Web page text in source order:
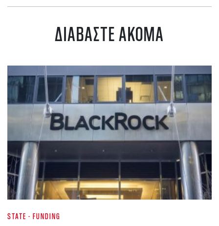
ΔΙΑΒΑΣΤΕ ΑΚΟΜΑ
STATE - FUNDING